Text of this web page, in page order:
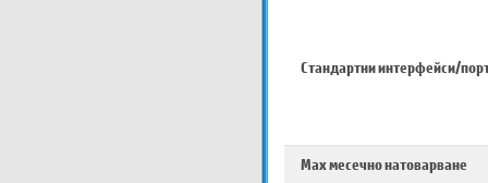
Стандартни интерфейси/
Max месечно натоварване